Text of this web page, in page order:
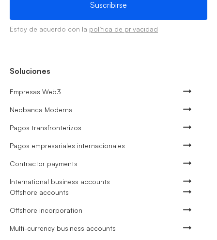
Estoy de acuerdo con la política de privacidad
Soluciones
Empresas Web3
Neobanca Moderna
Pagos transfronterizos
Pagos empresariales internacionales
Contractor payments
International business accounts
Offshore accounts
Offshore incorporation
Multi-currency business accounts